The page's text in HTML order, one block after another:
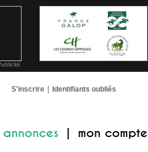
S'inscrire Identifiants oubliés
annonces mon compte